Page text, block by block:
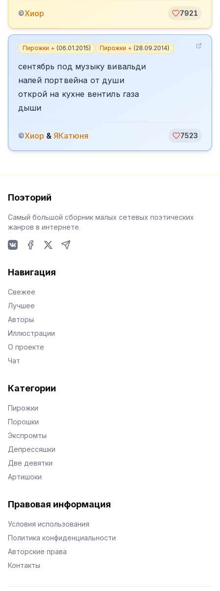
©Хиор 7921
Пирожки + (06.01.2015) Пирожки + (28.09.2014)
сентябрь под музыку вивальди
налей портвейна от души
открой на кухне вентиль газа
дыши
©Хиор & ЯКатюня 7523
Поэторий
Самый большой сборник малых сетевых поэтических
жанров в интернете.
Навигация
Свежее
Лучшее
Авторы
Иллюстрации
О проекте
Чат
Категории
Пирожки
Порошки
Экспромты
Депрессяшки
Две девятки
Артишоки
Правовая информация
Условия использования
Политика конфиденциальности
Авторские права
Контакты